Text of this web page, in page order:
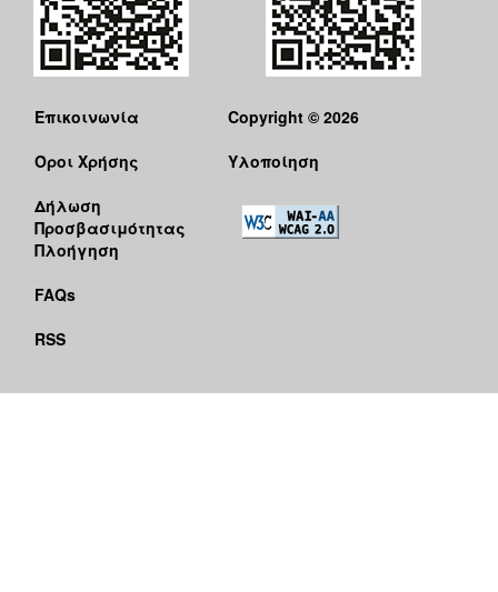
Επικοινωνία
Όροι Χρήσης
Δήλωση
Προσβασιμότητας
Πλοήγηση
FAQs
RSS
Copyright © 2026
Υλοποίηση